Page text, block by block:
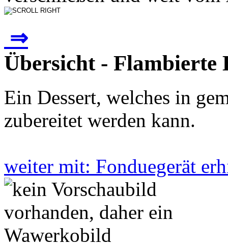
⇒
Übersicht - Flambierte
Ein Dessert, welches in
zubereitet werden kann.
weiter mit: Fonduegerät